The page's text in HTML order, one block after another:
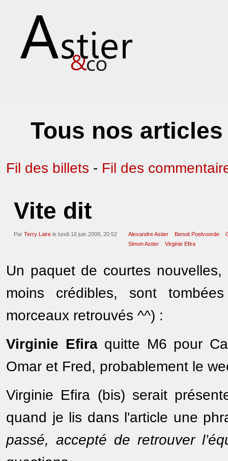
Tous nos
Fil des billets - Fil des
Vite dit
Par Terry Laire le lundi 16 juin 2008, 20:52 Alexandre Astier Benoit Poelvoorde
Simon Astier
Virginie Efira
Un paquet de courtes
moins crédibles, sont
morceaux retrouvés ^^) :
Virginie Efiraquitte M6 pour
Omar et Fred, probablement le
Virginie Efira (bis) serait
quand je lis dans l'article une
passé, accepté de retrouver